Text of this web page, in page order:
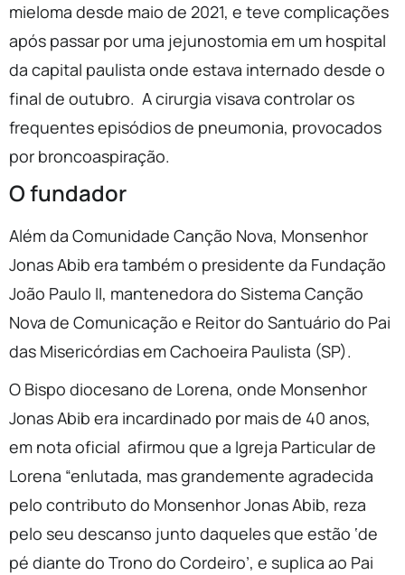
mieloma desde maio de 2021, e teve complicações
após passar por uma jejunostomia em um hospital
da capital paulista onde estava internado desde o
final de outubro. A cirurgia visava controlar os
frequentes episódios de pneumonia, provocados
por broncoaspiração.
O fundador
Além da Comunidade Canção Nova, Monsenhor
Jonas Abib era também o presidente da Fundação
João Paulo II, mantenedora do Sistema Canção
Nova de Comunicação e Reitor do Santuário do Pai
das Misericórdias em Cachoeira Paulista (SP).
O Bispo diocesano de Lorena, onde Monsenhor
Jonas Abib era incardinado por mais de 40 anos,
em nota oficial afirmou que a Igreja Particular de
Lorena “enlutada, mas grandemente agradecida
pelo contributo do Monsenhor Jonas Abib, reza
pelo seu descanso junto daqueles que estão ‘de
pé diante do Trono do Cordeiro’, e suplica ao Pai